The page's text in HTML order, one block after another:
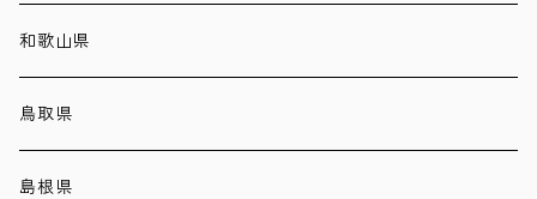
和歌山県
鳥取県
島根県